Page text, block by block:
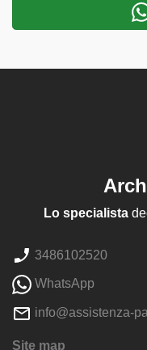
Lo specialista
3486102520
WhatsApp
info@assistenza-
Site map